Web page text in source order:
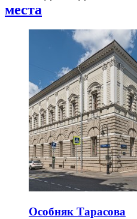
места
Особняк Тарасова